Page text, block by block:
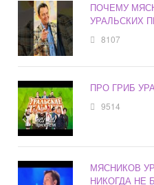
ПОЧЕМУ
УРАЛЬСКИХ
8107
ПРО ГРИБ
9514
МЯСНИКОВ
НИКОГДА НЕ